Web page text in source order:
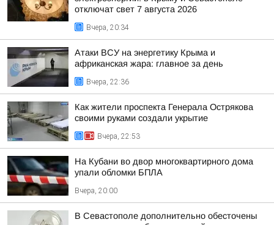
отключат свет 7 августа 2026
Вчера, 20:34
Атаки ВСУ на энергетику Крыма и
африканская жара: главное за день
Вчера, 22:36
Как жители проспекта Генерала Острякова
своими руками создали укрытие
Вчера, 22:53
На Кубани во двор многоквартирного дома
упали обломки БПЛА
Вчера, 20:00
В Севастополе дополнительно обесточены